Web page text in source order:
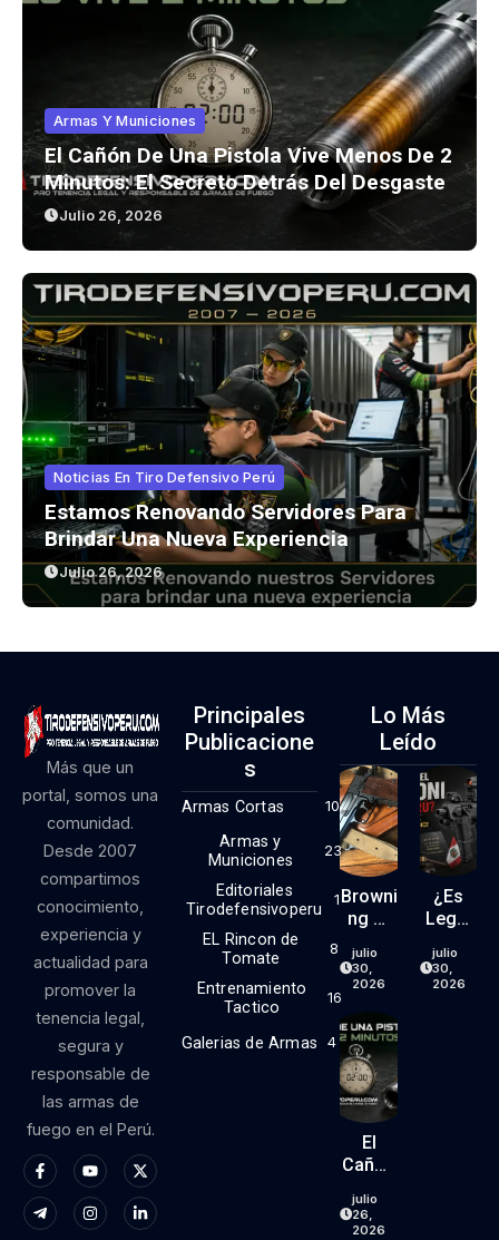
Armas Y Municiones
El Cañón De Una Pistola Vive Menos De 2
Minutos: El Secreto Detrás Del Desgaste
Julio 26, 2026
Noticias En Tiro Defensivo Perú
Estamos Renovando Servidores Para
Brindar Una Nueva Experiencia
Julio 26, 2026
Más que un
portal, somos una
comunidad.
Desde 2007
compartimos
conocimiento,
experiencia y
actualidad para
promover la
tenencia legal,
segura y
responsable de
las armas de
fuego en el Perú.
Principales
Publicacione
S
Armas Cortas 10
Armas y
Municiones
23
Editoriales
Tirodefensivoperu
1
EL Rincon de
Tomate
8
Entrenamiento
Tactico
16
Galerias de Armas 4
Lo Más
Leído
Browni
Ng Hi
9mm
(parte
1)
julio
30,
2026
¿Es
Legal
RONI
En El
julio
30,
2026
El
Cañón
Una
Pistola
julio
26,
2026